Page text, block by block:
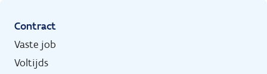
Contract
Vaste job
Voltijds